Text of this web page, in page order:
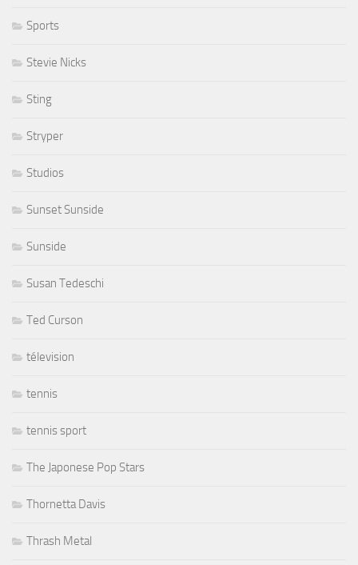
Sports
Stevie Nicks
Sting
Stryper
Studios
Sunset Sunside
Sunside
Susan Tedeschi
Ted Curson
télevision
tennis
tennis sport
The Japonese Pop Stars
Thornetta Davis
Thrash Metal